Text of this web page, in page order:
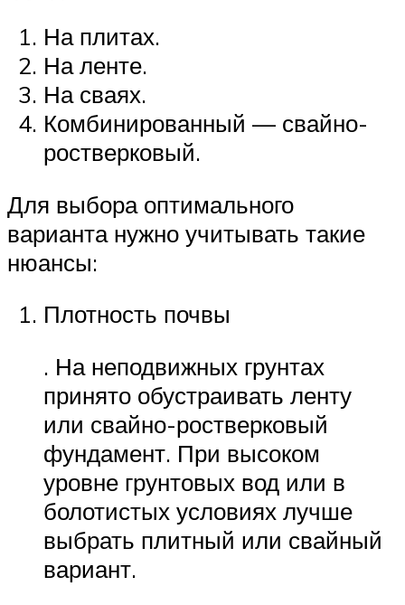
На плитах.
На ленте.
На сваях.
Комбинированный — свайно-
ростверковый.
Для выбора оптимального
варианта нужно учитывать такие
нюансы:
Плотность почвы
. На неподвижных грунтах
принято обустраивать ленту
или свайно-ростверковый
фундамент. При высоком
уровне грунтовых вод или в
болотистых условиях лучше
выбрать плитный или свайный
вариант.